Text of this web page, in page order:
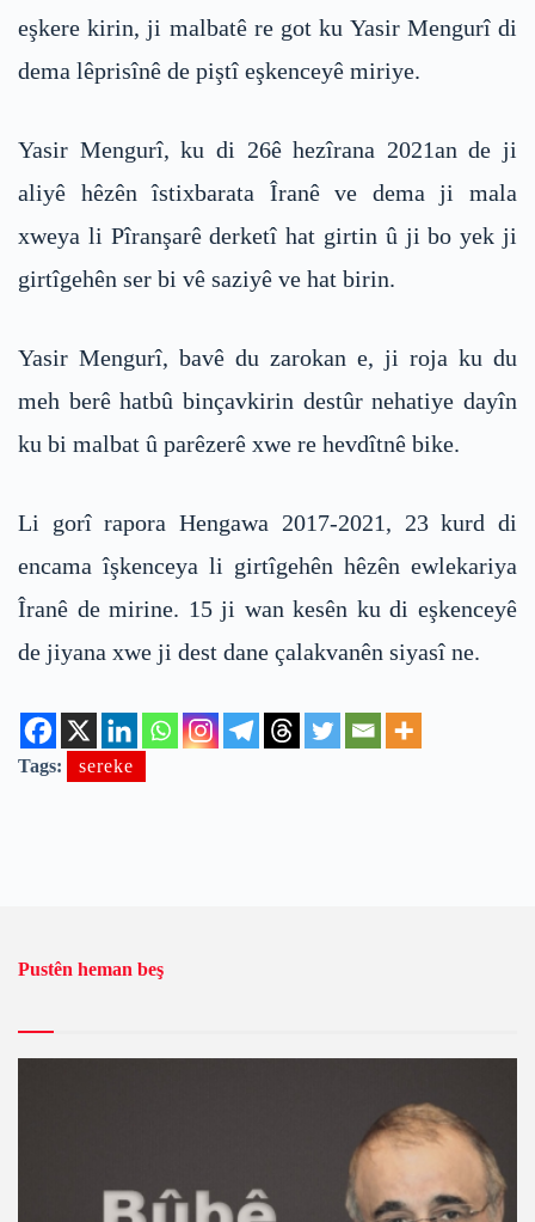
eşkere kirin, ji malbatê re got ku Yasir Mengurî di
dema lêprisînê de piştî eşkenceyê miriye.
Yasir Mengurî, ku di 26ê hezîrana 2021an de ji
aliyê hêzên îstixbarata Îranê ve dema ji mala
xweya li Pîranşarê derketî hat girtin û ji bo yek ji
girtîgehên ser bi vê saziyê ve hat birin.
Yasir Mengurî, bavê du zarokan e, ji roja ku du
meh berê hatbû binçavkirin destûr nehatiye dayîn
ku bi malbat û parêzerê xwe re hevdîtnê bike.
Li gorî rapora Hengawa 2017-2021, 23 kurd di
encama îşkenceya li girtîgehên hêzên ewlekariya
Îranê de mirine. 15 ji wan kesên ku di eşkenceyê
de jiyana xwe ji dest dane çalakvanên siyasî ne.
Tags: sereke
Pustên heman beş